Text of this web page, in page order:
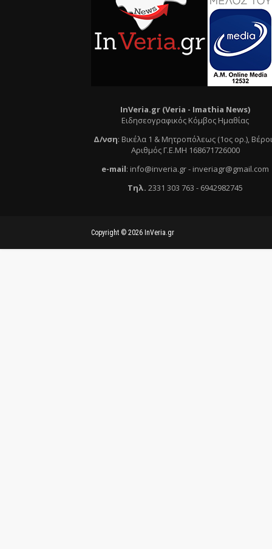
InVeria.gr (Veria - Ιmathia News)
Ειδησεογραφικός Κόμβος Ημαθίας
Δ/νση: Βικέλα 1 & Μητροπόλεως (1ος ορ.),
Αριθμός Γ.Ε.ΜΗ 168671726000
e-mail: info@inveria.gr- inveriagr@gmail.com
Τηλ. 2331 303 763 - 6942982745
Copyright © 2026 InVeria.gr